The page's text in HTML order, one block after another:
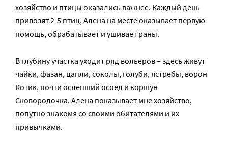
хозяйство и птицы оказались важнее. Каждый день
привозят 2-5 птиц, Алена на месте оказывает первую
помощь, обрабатывает и ушивает раны.
В глубину участка уходит ряд вольеров – здесь живут
чайки, фазан, цапли, соколы, голуби, ястребы, ворон
Котик, почти ослепший осоед и коршун
Сковородочка. Алена показывает мне хозяйство,
попутно знакомя со своими обитателями и их
привычками.